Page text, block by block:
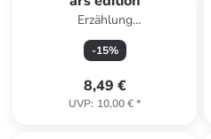
Erzählung
"Gutenachtgeschichten für
Alltagsheldinnen
-15%
8,49 €
UVP: 10,00 €*